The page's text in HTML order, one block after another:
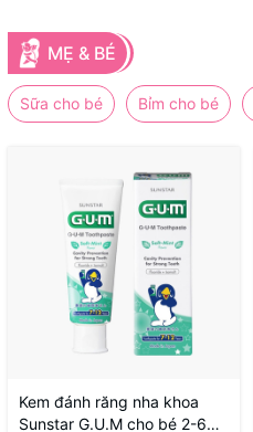
MẸ & BÉ
Sữa cho bé Bỉm cho bé
Kem đánh răng nha khoa
Sunstar G.U.M cho bé 2-6